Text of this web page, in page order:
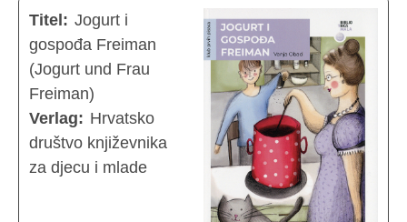
Titel: Jogurt i
gospođa Freiman
(Jogurt und Frau
Freiman)
Verlag: Hrvatsko
društvo književnika
za djecu i mlade